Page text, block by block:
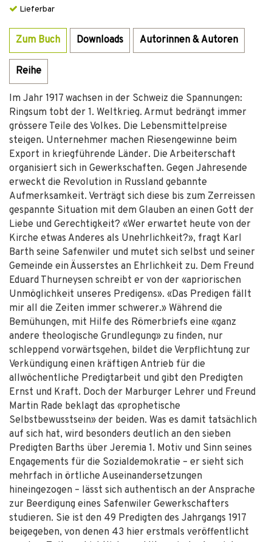
Lieferbar
Zum Buch Downloads Autorinnen & Autoren
Reihe
Im Jahr 1917 wachsen in der Schweiz die Spannungen:
Ringsum tobt der 1. Weltkrieg. Armut bedrängt immer
grössere Teile des Volkes. Die Lebensmittelpreise
steigen. Unternehmer machen Riesengewinne beim
Export in kriegführende Länder. Die Arbeiterschaft
organisiert sich in Gewerkschaften. Gegen Jahresende
erweckt die Revolution in Russland gebannte
Aufmerksamkeit. Verträgt sich diese bis zum Zerreissen
gespannte Situation mit dem Glauben an einen Gott der
Liebe und Gerechtigkeit? «Wer erwartet heute von der
Kirche etwas Anderes als Unehrlichkeit?», fragt Karl
Barth seine Safenwiler und mutet sich selbst und seiner
Gemeinde ein Äusserstes an Ehrlichkeit zu. Dem Freund
Eduard Thurneysen schreibt er von der «apriorischen
Unmöglichkeit unseres Predigens». «Das Predigen fällt
mir all die Zeiten immer schwerer.» Während die
Bemühungen, mit Hilfe des Römerbriefs eine «ganz
andere theologische Grundlegung» zu finden, nur
schleppend vorwärtsgehen, bildet die Verpflichtung zur
Verkündigung einen kräftigen Antrieb für die
allwöchentliche Predigtarbeit und gibt den Predigten
Ernst und Kraft. Doch der Marburger Lehrer und Freund
Martin Rade beklagt das «prophetische
Selbstbewusstsein» der beiden. Was es damit tatsächlich
auf sich hat, wird besonders deutlich an den sieben
Predigten Barths über Jeremia 1. Motiv und Sinn seines
Engagements für die Sozialdemokratie – er sieht sich
mehrfach in örtliche Auseinandersetzungen
hineingezogen – lässt sich authentisch an der Ansprache
zur Beerdigung eines Safenwiler Gewerkschafters
studieren. Sie ist den 49 Predigten des Jahrgangs 1917
beigegeben, von denen 43 hier erstmals veröffentlicht